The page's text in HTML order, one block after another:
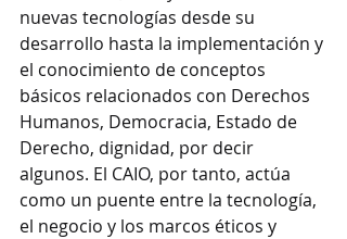
nuevas tecnologías desde su
desarrollo hasta la implementación y
el conocimiento de conceptos
básicos relacionados con Derechos
Humanos, Democracia, Estado de
Derecho, dignidad, por decir
algunos. El CAIO, por tanto, actúa
como un puente entre la tecnología,
el negocio y los marcos éticos y